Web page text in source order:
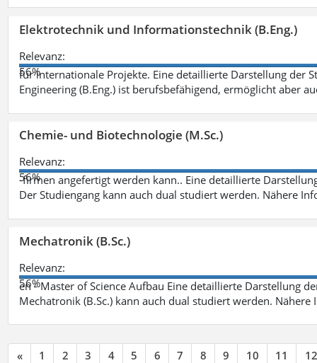
Elektrotechnik und Informationstechnik (B.Eng.)
Relevanz:
56%
für internationale Projekte. Eine detaillierte Darstellung der
Engineering (B.Eng.) ist berufsbefähigend, ermöglicht aber
Chemie- und Biotechnologie (M.Sc.)
Relevanz:
56%
-firmen angefertigt werden kann.. Eine detaillierte
Der Studiengang kann auch dual studiert werden. Nähere
Mechatronik (B.Sc.)
Relevanz:
56%
en - Master of Science Aufbau Eine detaillierte Darstellung
Mechatronik (B.Sc.) kann auch dual studiert werden.
« 1 2 3 4 5 6 7 8 9 10 11 12